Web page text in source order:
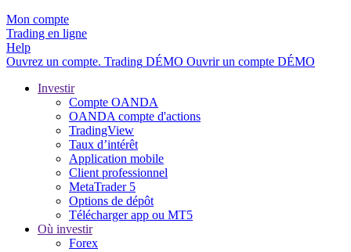
Mon compte
Trading en ligne
Help
Ouvrez un compte. Trading DÉMO Ouvrir un compte DÉMO
Investir
Compte OANDA
OANDA compte d'actions
TradingView
Taux d’intérêt
Application mobile
Client professionnel
MetaTrader 5
Options de dépôt
Télécharger app ou MT5
Où investir
Forex